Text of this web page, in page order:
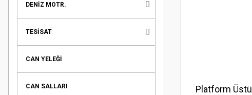
DENİZ MOTR.
TESİSAT
CAN YELEĞİ
CAN SALLARI
Platform